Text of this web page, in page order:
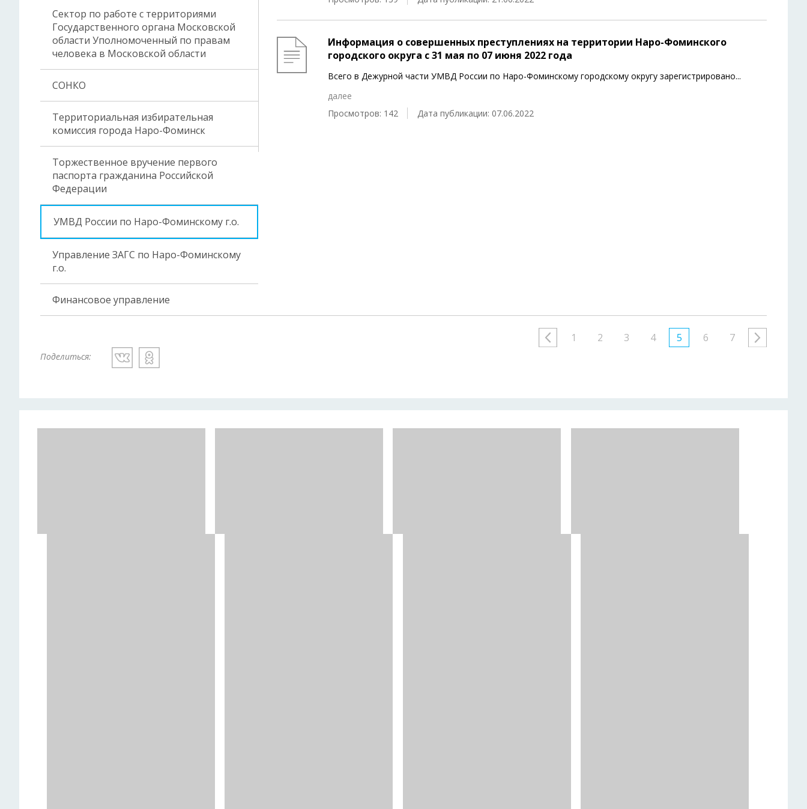
Сектор по работе с территориями
Государственного органа Московской
области Уполномоченный по правам
человека в Московской области
СОНКО
Территориальная избирательная
комиссия города Наро-Фоминск
Торжественное вручение первого
паспорта гражданина Российской
Федерации
УМВД России по Наро-Фоминскому г.о.
Управление ЗАГС по Наро-Фоминскому
г.о.
Финансовое управление
Информация о совершенных преступлениях на территории Наро-Фоминского
городского округа c 31 мая по 07 июня 2022 года
Всего в Дежурной части УМВД России по Наро-Фоминскому городскому округу зарегистрировано...
далее
Просмотров: 142
Дата публикации: 07.06.2022
1 2 3 4 5 6 7
Поделиться: